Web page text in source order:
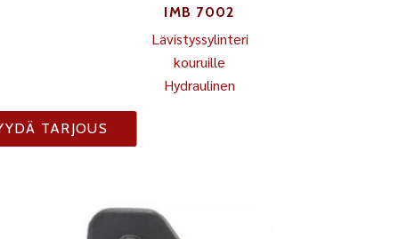
IMB 7002
Lävistyssylinteri
kouruille
Hydraulinen
TARJOUS